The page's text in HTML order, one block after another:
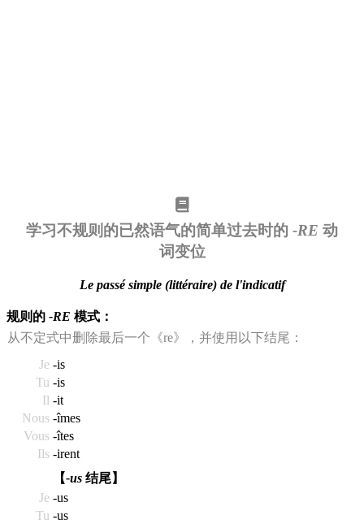
学习不规则的已然语气的简单过去时的 -RE 动
词变位
Le passé simple (littéraire) de l'indicatif
规则的 -RE 模式：
从不定式中删除最后一个《re》，并使用以下结尾：
Je -is
Tu -is
Il -it
Nous -îmes
Vous -îtes
Ils -irent
【-us 结尾】
Je -us
Tu -us